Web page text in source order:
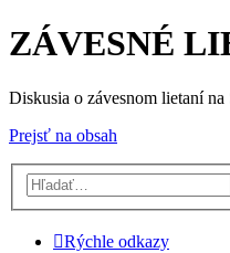
ZÁVESNÉ
Diskusia o závesnom lietaní na
Prejsť na obsah
Rýchle odkazy